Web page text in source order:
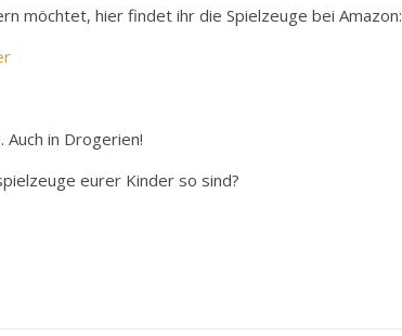
möchtet, hier findet ihr die Spielzeuge bei Amazon:
in Drogerien!
eurer Kinder so sind?